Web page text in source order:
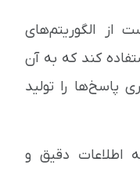
الگوریتم‌های
کند که به آن
پاسخ‌ها را تولید
اطلاعات دقیق و